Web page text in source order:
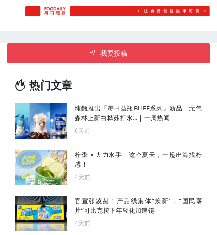
我要投稿
热门文章
纯甄推出「每日益瓶BUFF系列」新品，元气
森林上新白桦苏打水... | 一周热闻
6天前
柠季 × 大力水手｜这个夏天，一起出海找柠
感！
4天前
官宣张凌赫！产品线集体“焕新”，“国民薯
片”可比克按下年轻化加速键
4天前